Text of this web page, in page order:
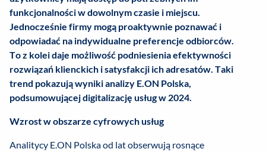
funkcjonalności w dowolnym czasie i miejscu.
Jednocześnie firmy mogą proaktywnie poznawać i
odpowiadać na indywidualne preferencje odbiorców.
To z kolei daje możliwość podniesienia efektywności
rozwiązań klienckich i satysfakcji ich adresatów. Taki
trend pokazują wyniki analizy E.ON Polska,
podsumowującej digitalizację usług w 2024.
Wzrost w obszarze cyfrowych usług
Analitycy E.ON Polska od lat obserwują rosnące